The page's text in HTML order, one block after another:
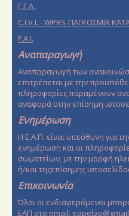
Γ.Γ.Α.
C.I.V.L.- WPRS-ΠΑΓΚΟΣΜΙΑ
F.A.I.
Αναπαραγωγή
Αναπαραγωγή των
επιτρέπεται με την
πληροφορίες παραμένουν
αναφορά στην επίσημη
Ενημέρωση
Η Ε.Α.Π. είναι υπεύθυνη για
ενημέρωση και οι
σωματείων, με την μορφή
ή/και τηςεπίσημης
Επικοινωνία
Όλοι οι ενδιαφερόμενοι
ΕΑΠ στο email: